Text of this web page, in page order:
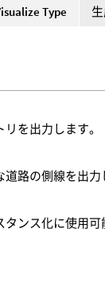
Type
を出力します。
路の側線を出力
タンス化に使用